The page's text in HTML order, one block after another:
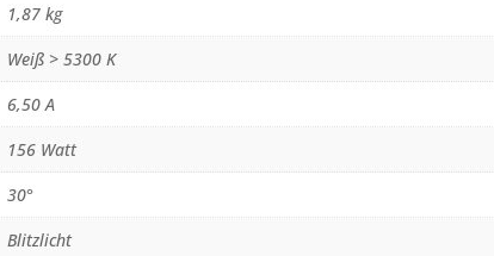
1,87 kg
Weiß > 5300 K
6,50 A
156 Watt
30°
Blitzlicht